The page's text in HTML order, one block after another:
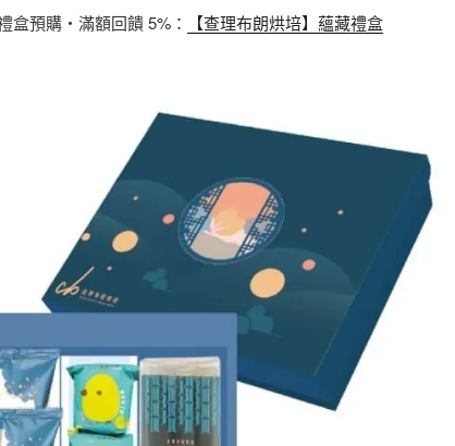
盒預購・滿額回饋 5%： 【查理布朗烘培】蘊藏禮盒